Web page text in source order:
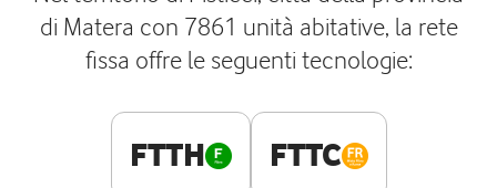
di Matera con 7861 unità abitative, la rete
fissa offre le seguenti tecnologie:
FTTH FTTC